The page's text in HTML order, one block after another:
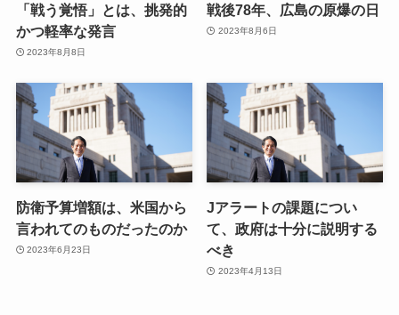
「戦う覚悟」とは、挑発的
かつ軽率な発言
2023年8月8日
戦後78年、広島の原爆の日
2023年8月6日
防衛予算増額は、米国から
言われてのものだったのか
2023年6月23日
Jアラートの課題につい
て、政府は十分に説明する
べき
2023年4月13日